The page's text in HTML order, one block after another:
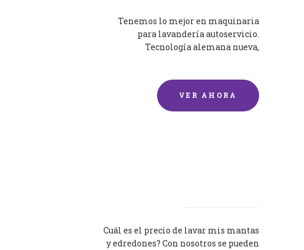
Tenemos lo mejor en maquinaria
para lavandería autoservicio.
Tecnología alemana nueva,
VER AHORA
Cuál es el precio de lavar mis mantas
y edredones? Con nosotros se pueden